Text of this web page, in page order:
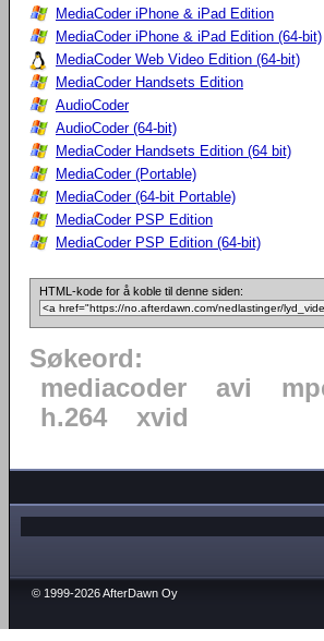
MediaCoder iPhone & iPad Edition
MediaCoder iPhone & iPad Edition (64-bit)
MediaCoder Web Video Edition (64-bit)
MediaCoder Handsets Edition
AudioCoder
AudioCoder (64-bit)
MediaCoder Handsets Edition (64 bit)
MediaCoder (Portable)
MediaCoder (64-bit Portable)
MediaCoder PSP Edition
MediaCoder PSP Edition (64-bit)
HTML-kode for å koble til denne siden:
Søkeord:
mediacoder
avi
h.264
xvid
© 1999-2026 AfterDawn Oy